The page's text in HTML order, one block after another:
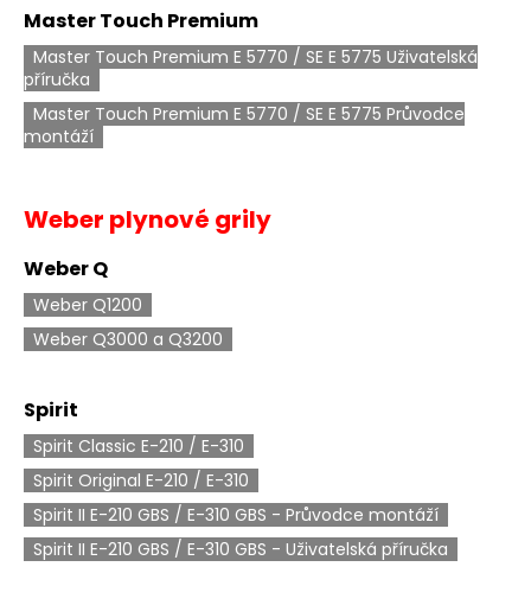
Master Touch Premium
Master Touch Premium E 5770 / SE E 5775 Uživatelská
příručka
Master Touch Premium E 5770 / SE E 5775 Průvodce
montáží
Weber plynové grily
Weber Q
Weber Q1200
Weber Q3000 a Q3200
Spirit
Spirit Classic E-210 / E-310
Spirit Original E-210 / E-310
Spirit II E-210 GBS / E-310 GBS - Průvodce montáží
Spirit II E-210 GBS / E-310 GBS - Uživatelská příručka
e
m
e